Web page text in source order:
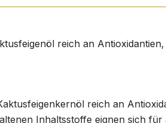
reich an
reich an
Inhaltsstoffe eignen sich